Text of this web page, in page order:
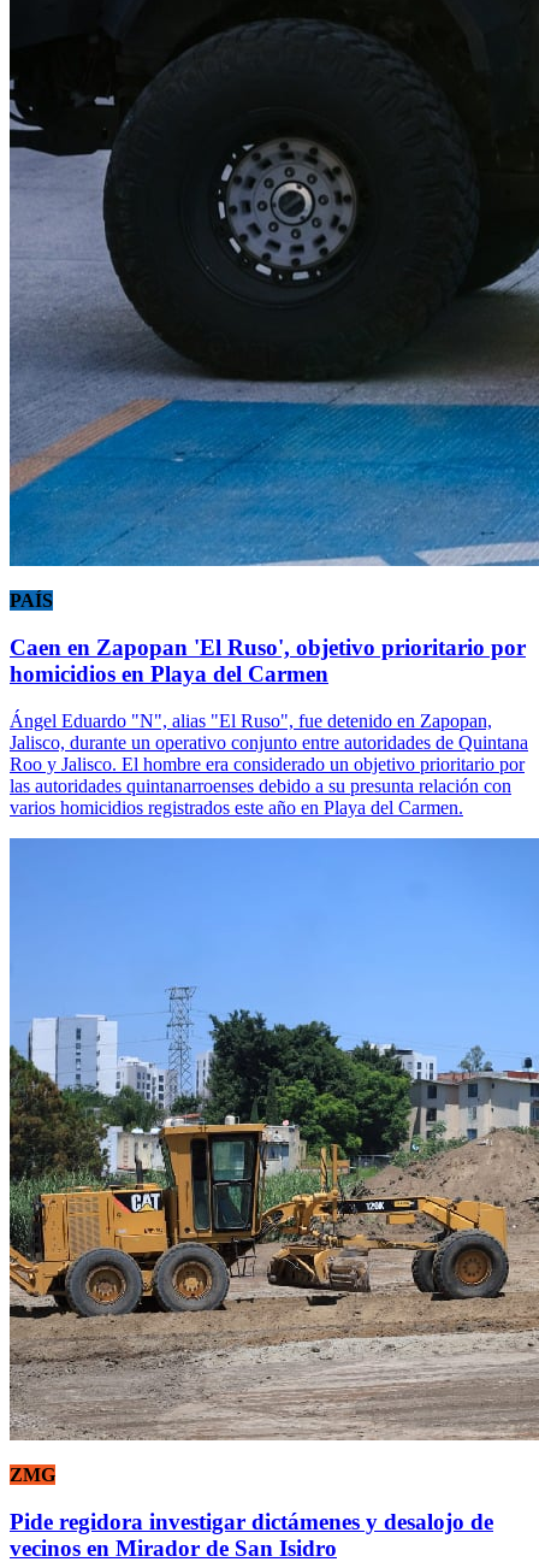
PAÍS
Caen en Zapopan 'El Ruso', objetivo prioritario por
homicidios en Playa del Carmen
Ángel Eduardo "N", alias "El Ruso", fue detenido en Zapopan,
Jalisco, durante un operativo conjunto entre autoridades de Quintana
Roo y Jalisco. El hombre era considerado un objetivo prioritario por
las autoridades quintanarroenses debido a su presunta relación con
varios homicidios registrados este año en Playa del Carmen.
ZMG
Pide regidora investigar dictámenes y desalojo de
vecinos en Mirador de San Isidro